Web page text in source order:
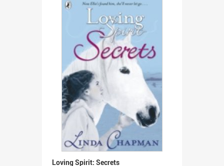
Loving Spirit: Secrets